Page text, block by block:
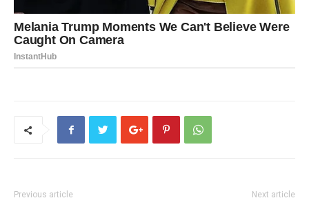
Previous article Next article